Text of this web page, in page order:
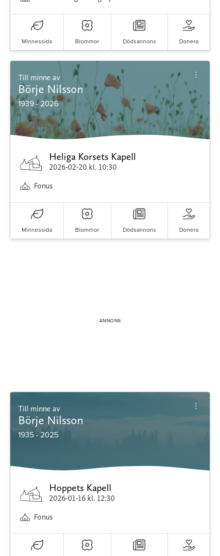
Minnessida Blommor Dödsannons Donera
Till minne av
Börje Nilsson
1939 - 2026
Heliga Korsets Kapell
2026-02-20 kl. 10:30
Fonus
Minnessida Blommor Dödsannons Donera
Till minne av
Börje Nilsson
1935 - 2025
Hoppets Kapell
2026-01-16 kl. 12:30
Fonus